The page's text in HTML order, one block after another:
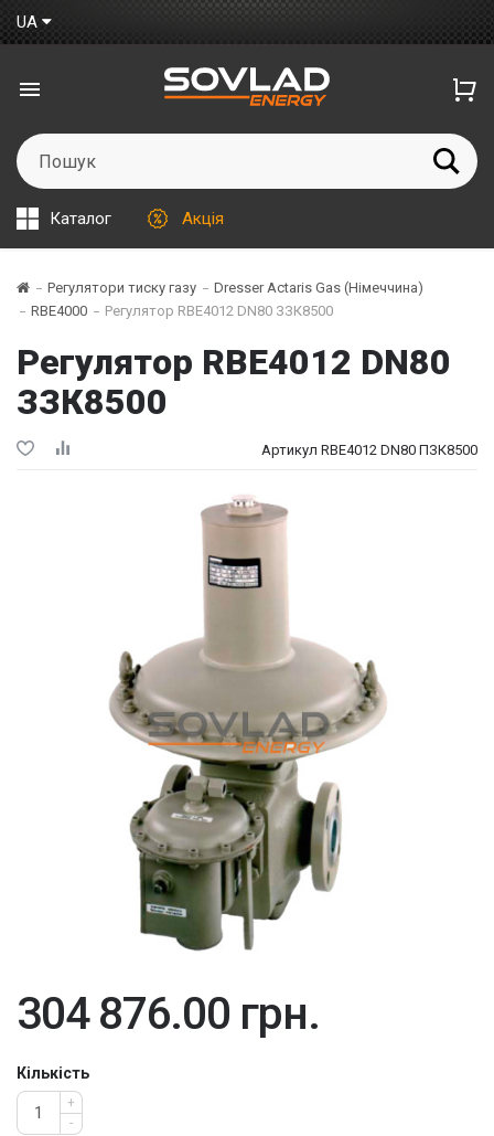
UA
Каталог Акція
Регулятори тиску газу
Dresser Actaris Gas (Німеччина)
RBE4000
Регулятор RBE4012 DN80 ЗЗК8500
Регулятор RBE4012 DN80
ЗЗК8500
Артикул RBE4012 DN80 ПЗК8500
304 876.00 грн.
Кількість
+
-